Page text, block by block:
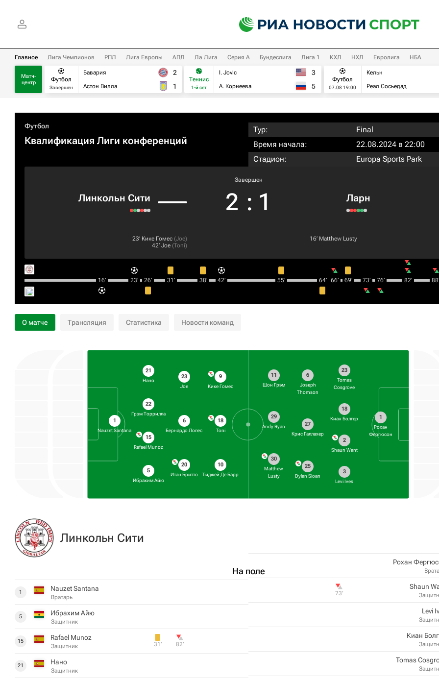
Главное Лига Чемпионов РПЛ Лига Европы АПЛ Ла Лига Серия А Бундеслига Лига 1 КХЛ НХЛ Евролига НБА
Матч-
центр
Футбол
Завершен
Бавария
Астон Вилла
2
1
Теннис
1-й сет
I. Jovic
А. Корнеева
3
5
Футбол
07.08 19:00
Кельн
Реал Сосьедад
Футбол
Квалификация Лиги конференций
Тур:
Final
Время начала:
22.08.2024 в 22:00
Стадион:
Europa Sports Park
Линкольн Сити
Завершен
2 : 1 Ларн
23‎’‎ Кике Гомес (Joe)
42‎’‎ Joe (Toni)
16‎’‎ Matthew Lusty
16‎’‎ 23‎’‎ 26‎’‎ 31‎’‎ 38‎’‎ 42‎’‎ 55‎’‎ 64‎’‎ 66‎’‎ 69‎’‎ 73‎’‎ 76‎’‎ 82‎’‎ 88‎’‎
О матче Трансляция Статистика Новости команд
1
Nauzet Santana
21
Нано
22
Грэм Торрилла
15
Rafael Munoz
5
Ибрахим Айю
23
Joe
6
Бернардо Лопес
20
Итан Бритто
9
Кике Гомес
18
Toni
10
Тиджей Де Барр
1
Рохан
Фергюсон
23
Tomas
Cosgrove
18
Киан Болгер
2
Shaun Want
3
Levi Ives
6
Joseph
Thomson
27
Крис Галлахер
25
Dylan Sloan
11
Шон Грэм
29
Andy Ryan
30
Matthew
Lusty
Линкольн Сити
На поле
1 Nauzet Santana
Вратарь
5 Ибрахим Айю
Защитник
15 Rafael Munoz
Защитник 31‎’‎ 82‎’‎
21 Нано
Защитник
Рохан
Shaun
73‎’‎
Levi
Киан
Tomas